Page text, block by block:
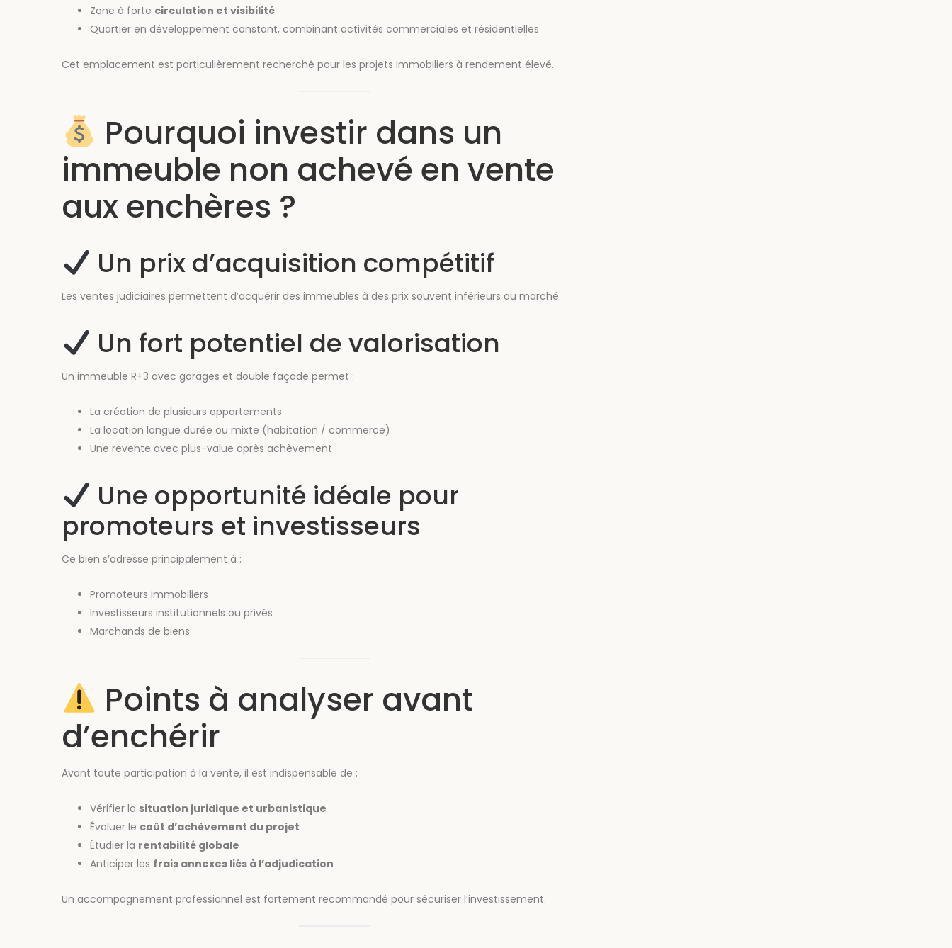
Zone à forte circulation et visibilité
Quartier en développement constant, combinant activités commerciales et résidentielles
Cet emplacement est particulièrement recherché pour les projets immobiliers à rendement élevé.
Pourquoi investir dans un
immeuble non achevé en vente
aux enchères ?
Un prix d’acquisition compétitif
Les ventes judiciaires permettent d’acquérir des immeubles à des prix souvent inférieurs au marché.
Un fort potentiel de valorisation
Un immeuble R+3 avec garages et double façade permet :
La création de plusieurs appartements
La location longue durée ou mixte (habitation / commerce)
Une revente avec plus-value après achèvement
Une opportunité idéale pour
promoteurs et investisseurs
Ce bien s’adresse principalement à :
Promoteurs immobiliers
Investisseurs institutionnels ou privés
Marchands de biens
Points à analyser avant
d’enchérir
Avant toute participation à la vente, il est indispensable de :
Vérifier la situation juridique et urbanistique
Évaluer le coût d’achèvement du projet
Étudier la rentabilité globale
Anticiper les frais annexes liés à l’adjudication
Un accompagnement professionnel est fortement recommandé pour sécuriser l’investissement.